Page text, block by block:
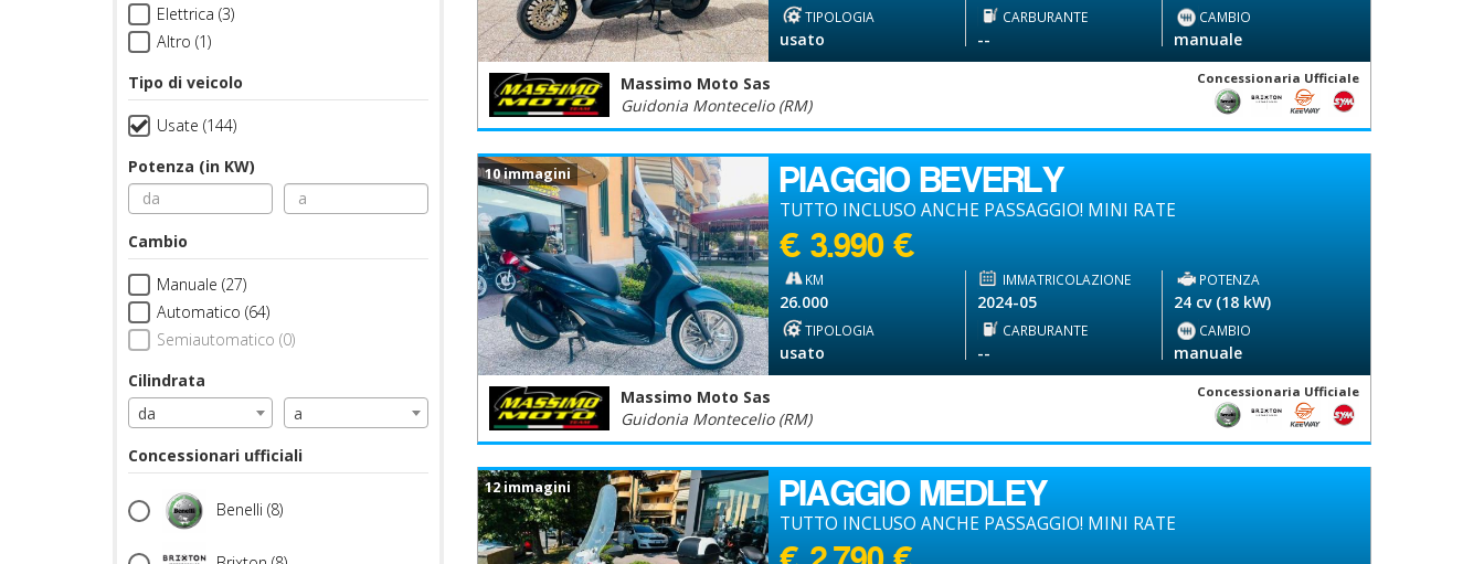
Elettrica (3)
Altro (1)
Tipo di veicolo
Usate (144)
Potenza (in KW)
Cambio
Manuale (27)
Automatico (64)
Semiautomatico (0)
Cilindrata
da
a
Concessionari ufficiali
Benelli (8)
TIPOLOGIA
usato
CARBURANTE
--
CAMBIO
manuale
Massimo Moto Sas
Guidonia Montecelio (RM)
Concessionaria Ufficiale
10 immagini PIAGGIO BEVERLY
TUTTO INCLUSO ANCHE PASSAGGIO! MINI RATE
€ 3.990 €
KM
26.000
IMMATRICOLAZIONE
2024-05
POTENZA
24 cv (18 kW)
TIPOLOGIA
usato
CARBURANTE
--
CAMBIO
manuale
Massimo Moto Sas
Guidonia Montecelio (RM)
Concessionaria Ufficiale
12 immagini PIAGGIO MEDLEY
TUTTO INCLUSO ANCHE PASSAGGIO! MINI RATE